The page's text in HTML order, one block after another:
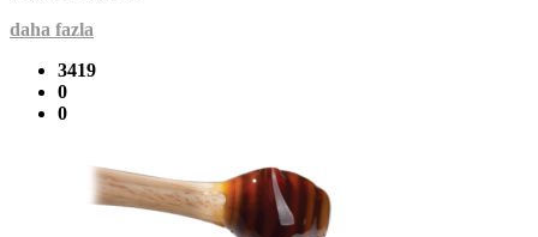
daha fazla
3419
0
0